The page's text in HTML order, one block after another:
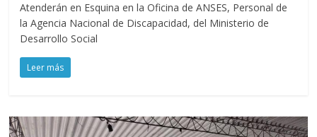
Atenderán en Esquina en la Oficina de ANSES, Personal de
la Agencia Nacional de Discapacidad, del Ministerio de
Desarrollo Social
Leer más